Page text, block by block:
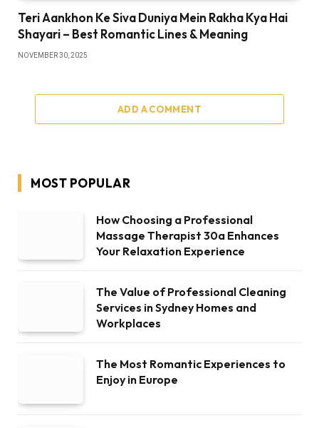
Teri Aankhon Ke Siva Duniya Mein Rakha Kya Hai
Shayari – Best Romantic Lines & Meaning
NOVEMBER 30, 2025
ADD A COMMENT
MOST POPULAR
How Choosing a Professional
Massage Therapist 30a Enhances
Your Relaxation Experience
The Value of Professional Cleaning
Services in Sydney Homes and
Workplaces
The Most Romantic Experiences to
Enjoy in Europe